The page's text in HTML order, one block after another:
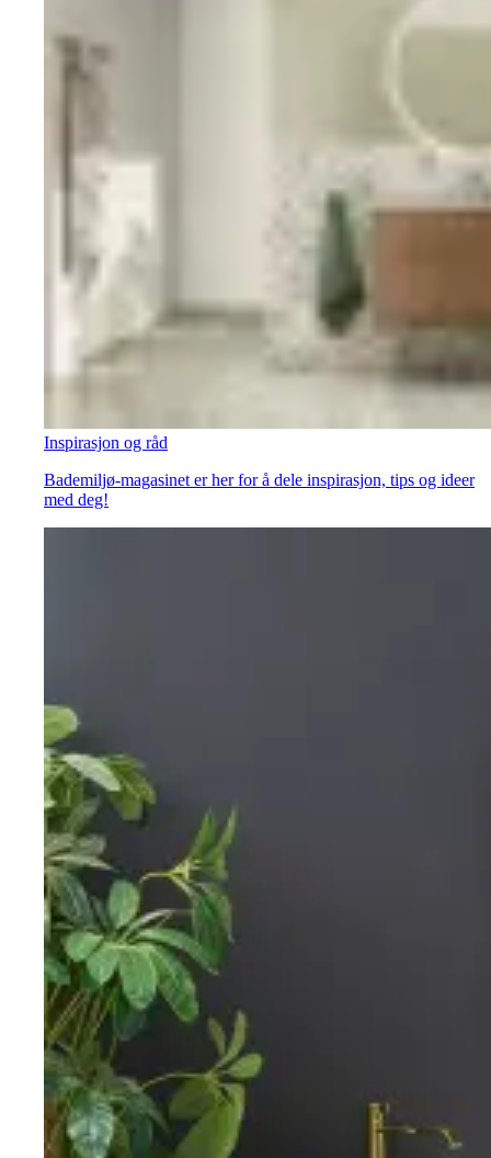
Inspirasjon og råd
Bademiljø-magasinet er her for å dele inspirasjon, tips og ideer
med deg!